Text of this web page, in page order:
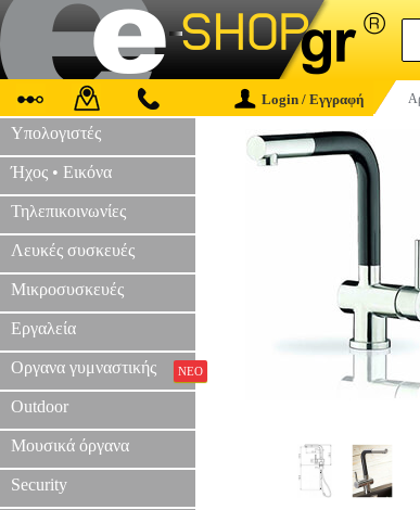
Login / Εγγραφή
Υπολογιστές
Ήχος • Εικόνα
Τηλεπικοινωνίες
Λευκές συσκευές
Μικροσυσκευές
Εργαλεία
Οργανα γυμναστικής ΝΕΟ
Outdoor
Μουσικά όργανα
Security